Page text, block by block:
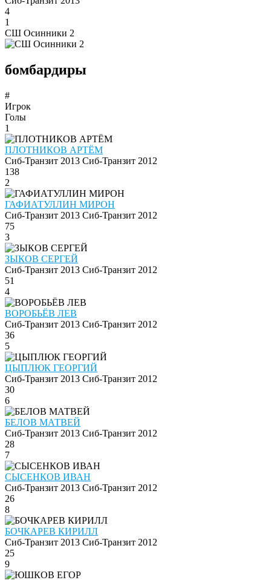
4
1
СШ Осинники 2
бомбардиры
#
Игрок
Голы
1
ПЛОТНИКОВ АРТЁМ
Сиб-Транзит 2013 Сиб-Транзит 2012
138
2
ГАФИАТУЛЛИН МИРОН
Сиб-Транзит 2013 Сиб-Транзит 2012
75
3
ЗЫКОВ СЕРГЕЙ
Сиб-Транзит 2013 Сиб-Транзит 2012
51
4
ВОРОБЬЁВ ЛЕВ
Сиб-Транзит 2013 Сиб-Транзит 2012
36
5
ЦЫПЛЮК ГЕОРГИЙ
Сиб-Транзит 2013 Сиб-Транзит 2012
30
6
БЕЛОВ МАТВЕЙ
Сиб-Транзит 2013 Сиб-Транзит 2012
28
7
СЫСЕНКОВ ИВАН
Сиб-Транзит 2013 Сиб-Транзит 2012
26
8
БОЧКАРЕВ КИРИЛЛ
Сиб-Транзит 2013 Сиб-Транзит 2012
25
9